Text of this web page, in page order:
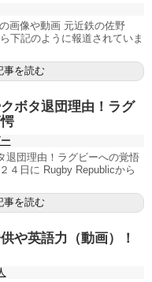
画像や動画 元近鉄の佐野
下記のように報道されていま
事を読む
ボタ退団理由！ラグ
退団理由！ラグビーへの覚悟
４日に Rugby Republicから
事を読む
や英語力（動画）！